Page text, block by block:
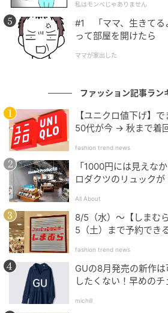
シャツ感覚で羽織れるカバー
私はモンペじゃありません
#1 「ママ、生きてる
って部屋を開けたら
ママが家出した
ファッション記事ラン
【ユニクロ値下げ】
50代が今 → 秋まで着
fashion trend news
「1000円には見えな
ロダクツのリュック
All About
8/5（水）〜【しまむ
5（土）まで予約でき
fashion trend news
GUの8月発売の新作
したくない！早めの
michill